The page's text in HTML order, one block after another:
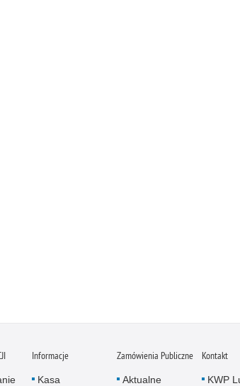
Informacje
Kasa
Zamówienia Publiczne
Aktualne
Kontakt
KWP